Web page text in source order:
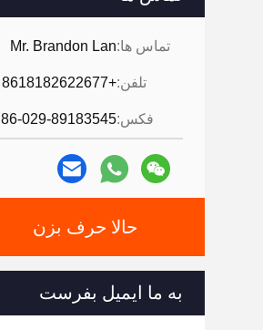
تماس ها:Mr. Brandon Lan
تلفن:+8618182622677
فکس:86-029-89183545
حالا حرف بزن
به ما ایمیل بفرست